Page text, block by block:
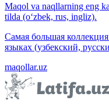
Maqol va naqllarning eng
tilda (o‘zbek, rus, ingliz).
Самая большая
языках (узбекский,
maqollar.uz